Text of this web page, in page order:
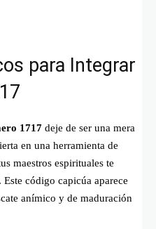
para Integrar
1717 deje de ser una mera
en una herramienta de
maestros espirituales te
código capicúa aparece
anímico y de maduración